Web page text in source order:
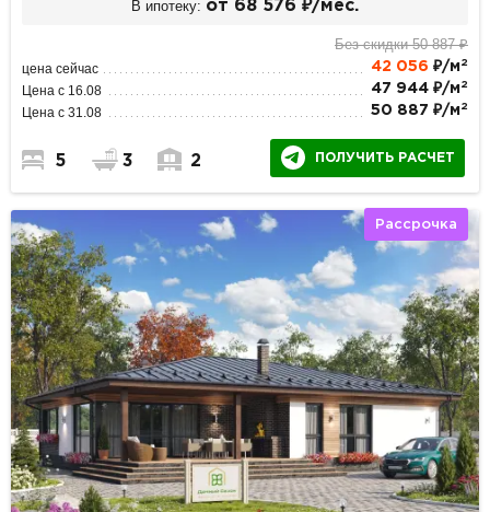
В ипотеку: от 68 576 ₽/мес.
Без скидки 50 887 ₽
цена сейчас 42 056 ₽/м 2
Цена с 16.08 47 944 ₽/м 2
Цена с 31.08 50 887 ₽/м 2
5 3 2 ПОЛУЧИТЬ РАСЧЕТ
Рассрочка